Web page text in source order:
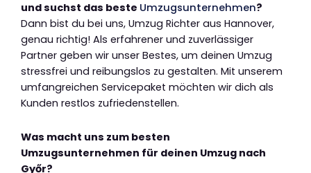
und suchst das beste Umzugsunternehmen?
Dann bist du bei uns, Umzug Richter aus Hannover,
genau richtig! Als erfahrener und zuverlässiger
Partner geben wir unser Bestes, um deinen Umzug
stressfrei und reibungslos zu gestalten. Mit unserem
umfangreichen Servicepaket möchten wir dich als
Kunden restlos zufriedenstellen.
Was macht uns zum besten
Umzugsunternehmen für deinen Umzug nach
Győr?